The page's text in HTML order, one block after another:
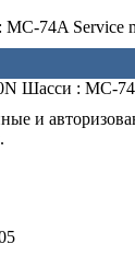
74A Service
Шасси : MC-
и